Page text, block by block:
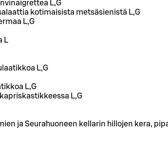
L,G
kotimaisista metsäsienistä L,G
L,G
L
L,G
L,G
L,G
ja Seurahuoneen kellarin hillojen kera,